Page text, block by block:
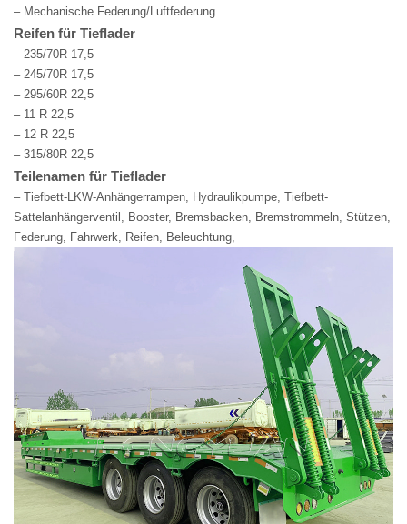
– Mechanische Federung/Luftfederung
Reifen für Tieflader
– 235/70R 17,5
– 245/70R 17,5
– 295/60R 22,5
– 11 R 22,5
– 12 R 22,5
– 315/80R 22,5
Teilenamen für Tieflader
– Tiefbett-LKW-Anhängerrampen, Hydraulikpumpe, Tiefbett-
Sattelanhängerventil, Booster, Bremsbacken, Bremstrommeln, Stützen,
Federung, Fahrwerk, Reifen, Beleuchtung,